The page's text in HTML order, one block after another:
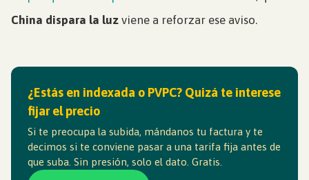
China dispara la luz viene a reforzar ese aviso.
¿Estás en indexada o PVPC? Quizá te interese
fijar el precio
Si te preocupa la subida, mándanos tu factura y te
decimos si te conviene pasar a una tarifa fija antes de
que suba. Sin presión, solo el dato. Gratis.